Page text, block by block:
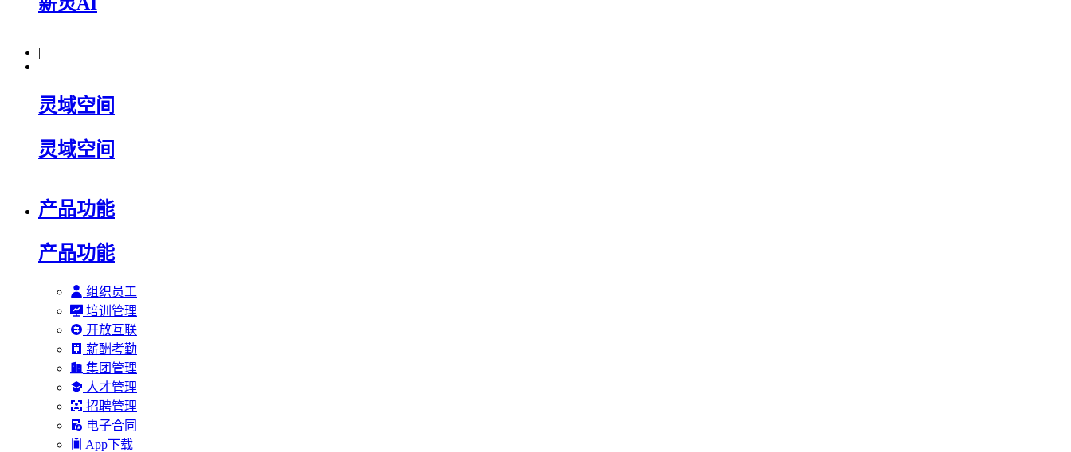
|
灵域空间
灵域空间
产品功能
产品功能
组织员工
培训管理
开放互联
薪酬考勤
集团管理
人才管理
招聘管理
电子合同
App下载